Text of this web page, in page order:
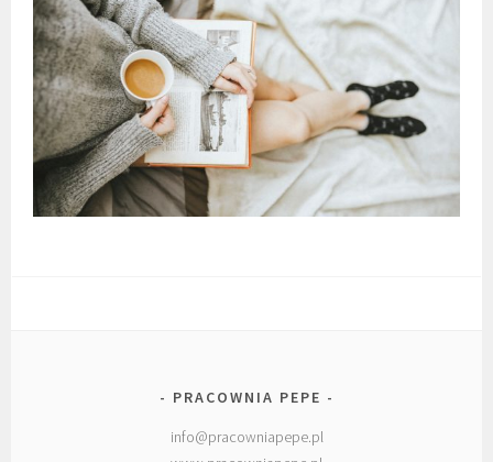
PRACOWNIA PEPE
info@pracowniapepe.pl